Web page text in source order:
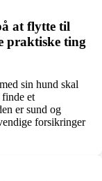
at flytte til
praktiske ting
sin hund skal
et
er sund og
forsikringer